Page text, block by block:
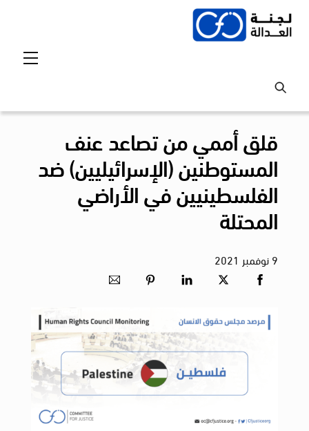
Skip
قلق أممي من تصاعد عنف
المستوطنين (الإسرائيليين) ضد
الفلسطينيين في الأراضي
المحتلة
9نوفمبر 2021